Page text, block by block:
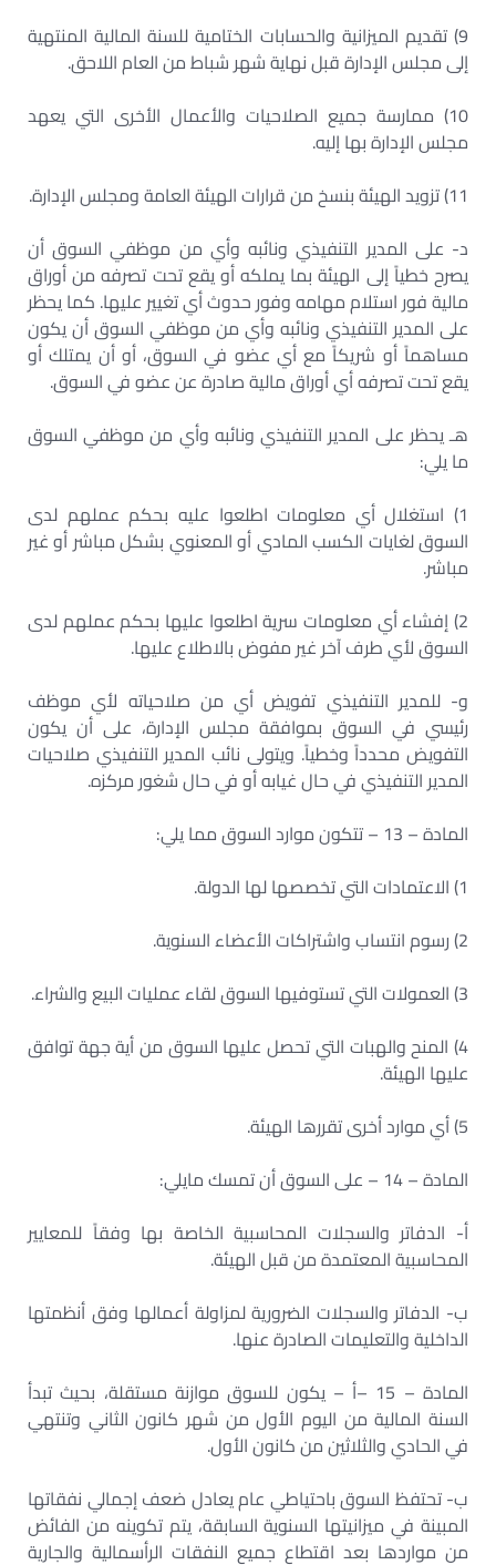
9) تقديم الميزانية والحسابات الختامية للسنة المالية المنتهية
إلى مجلس الإدارة قبل نهاية شهر شباط من العام اللاحق.
10) ممارسة جميع الصلاحيات والأعمال الأخرى التي يعهد
مجلس الإدارة بها إليه.
11) تزويد الهيئة بنسخ من قرارات الهيئة العامة ومجلس الإدارة.
د- على المدير التنفيذي ونائبه وأي من موظفي السوق أن
يصرح خطياً إلى الهيئة بما يملكه أو يقع تحت تصرفه من أوراق
مالية فور استلام مهامه وفور حدوث أي تغيير عليها. كما يحظر
على المدير التنفيذي ونائبه وأي من موظفي السوق أن يكون
مساهماً أو شريكاً مع أي عضو في السوق، أو أن يمتلك أو
يقع تحت تصرفه أي أوراق مالية صادرة عن عضو في السوق.
هـ يحظر على المدير التنفيذي ونائبه وأي من موظفي السوق
ما يلي:
1) استغلال أي معلومات اطلعوا عليه بحكم عملهم لدى
السوق لغايات الكسب المادي أو المعنوي بشكل مباشر أو غير
مباشر.
2) إفشاء أي معلومات سرية اطلعوا عليها بحكم عملهم لدى
السوق لأي طرف آخر غير مفوض بالاطلاع عليها.
و- للمدير التنفيذي تفويض أي من صلاحياته لأي موظف
رئيسي في السوق بموافقة مجلس الإدارة، على أن يكون
التفويض محدداً وخطياً. ويتولى نائب المدير التنفيذي صلاحيات
المدير التنفيذي في حال غيابه أو في حال شغور مركزه.
المادة – 13 – تتكون موارد السوق مما يلي:
1) الاعتمادات التي تخصصها لها الدولة.
2) رسوم انتساب واشتراكات الأعضاء السنوية.
3) العمولات التي تستوفيها السوق لقاء عمليات البيع والشراء.
4) المنح والهبات التي تحصل عليها السوق من أية جهة توافق
عليها الهيئة.
5) أي موارد أخرى تقررها الهيئة.
المادة – 14 – على السوق أن تمسك مايلي:
أ- الدفاتر والسجلات المحاسبية الخاصة بها وفقاً للمعايير
المحاسبية المعتمدة من قبل الهيئة.
ب- الدفاتر والسجلات الضرورية لمزاولة أعمالها وفق أنظمتها
الداخلية والتعليمات الصادرة عنها.
المادة – 15 –أ – يكون للسوق موازنة مستقلة، بحيث تبدأ
السنة المالية من اليوم الأول من شهر كانون الثاني وتنتهي
في الحادي والثلاثين من كانون الأول.
ب- تحتفظ السوق باحتياطي عام يعادل ضعف إجمالي نفقاتها
المبينة في ميزانيتها السنوية السابقة، يتم تكوينه من الفائض
من مواردها بعد اقتطاع جميع النفقات الرأسمالية والجارية